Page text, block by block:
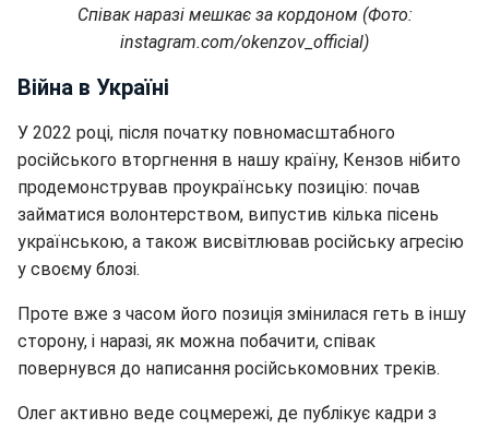
Співак наразі мешкає за кордоном (Фото:
instagram.com/okenzov_official)
Війна в Україні
У 2022 році, після початку повномасштабного
російського вторгнення в нашу країну, Кензов нібито
продемонстрував проукраїнську позицію: почав
займатися волонтерством, випустив кілька пісень
українською, а також висвітлював російську агресію
у своєму блозі.
Проте вже з часом його позиція змінилася геть в іншу
сторону, і наразі, як можна побачити, співак
повернувся до написання російськомовних треків.
Олег активно веде соцмережі, де публікує кадри з